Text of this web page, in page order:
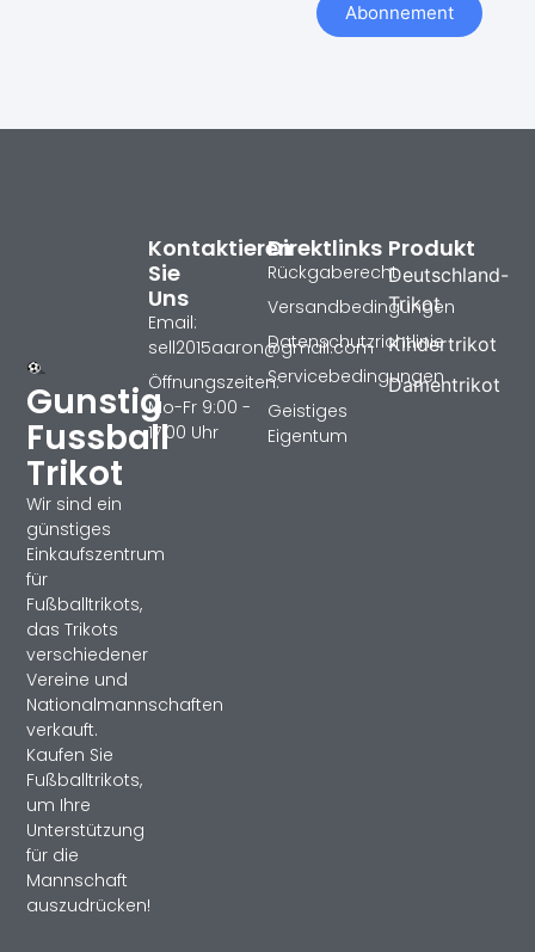
Abonnement
Gunstig
Fussball
Trikot
Wir sind ein
günstiges
Einkaufszentrum
für
Fußballtrikots,
das Trikots
verschiedener
Vereine und
Nationalmannschaften
verkauft.
Kaufen Sie
Fußballtrikots,
um Ihre
Unterstützung
für die
Mannschaft
auszudrücken!
Produkt
Deutschland-
Trikot
Kindertrikot
Damentrikot
Direktlinks
Rückgaberecht
Versandbedingungen
Datenschutzrichtlinie
Servicebedingungen
Geistiges
Eigentum
Kontaktieren
Sie
Uns
Email:
sell2015aaron@gmail.com
Öffnungszeiten:
Mo-Fr 9:00 -
17:00 Uhr